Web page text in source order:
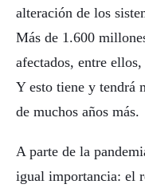
alteración de los
Más de 1.600
afectados, entre
Y esto tiene y tendrá
de muchos años más.
A parte de la
igual importancia: el